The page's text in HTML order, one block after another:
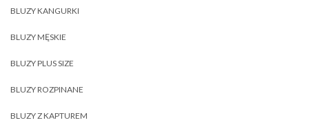
BLUZY KANGURKI
BLUZY MĘSKIE
BLUZY PLUS SIZE
BLUZY ROZPINANE
BLUZY Z KAPTUREM